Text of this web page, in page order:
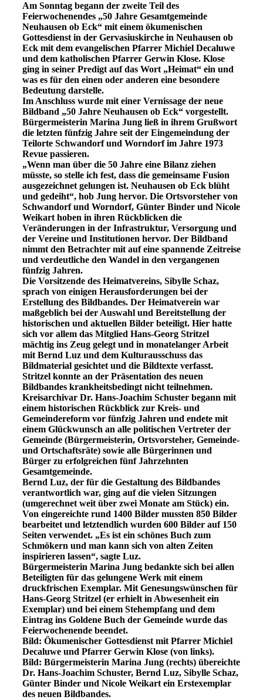
Am Sonntag begann der zweite Teil des
Feierwochenendes „50 Jahre Gesamtgemeinde
Neuhausen ob Eck“ mit einem ökumenischen
Gottesdienst in der Gervasiuskirche in Neuhausen ob
Eck mit dem evangelischen Pfarrer Michiel Decaluwe
und dem katholischen Pfarrer Gerwin Klose. Klose
ging in seiner Predigt auf das Wort „Heimat“ ein und
was es für den einen oder anderen eine besondere
Bedeutung darstelle.
Im Anschluss wurde mit einer Vernissage der neue
Bildband „50 Jahre Neuhausen ob Eck“ vorgestellt.
Bürgermeisterin Marina Jung ließ in ihrem Grußwort
die letzten fünfzig Jahre seit der Eingemeindung der
Teilorte Schwandorf und Worndorf im Jahre 1973
Revue passieren.
„Wenn man über die 50 Jahre eine Bilanz ziehen
müsste, so stelle ich fest, dass die gemeinsame Fusion
ausgezeichnet gelungen ist. Neuhausen ob Eck blüht
und gedeiht“, hob Jung hervor. Die Ortsvorsteher von
Schwandorf und Worndorf, Günter Binder und Nicole
Weikart hoben in ihren Rückblicken die
Veränderungen in der Infrastruktur, Versorgung und
der Vereine und Institutionen hervor. Der Bildband
nimmt den Betrachter mit auf eine spannende Zeitreise
und verdeutliche den Wandel in den vergangenen
fünfzig Jahren.
Die Vorsitzende des Heimatvereins, Sibylle Schaz,
sprach von einigen Herausforderungen bei der
Erstellung des Bildbandes. Der Heimatverein war
maßgeblich bei der Auswahl und Bereitstellung der
historischen und aktuellen Bilder beteiligt. Hier hatte
sich vor allem das Mitglied Hans-Georg Stritzel
mächtig ins Zeug gelegt und in monatelanger Arbeit
mit Bernd Luz und dem Kulturausschuss das
Bildmaterial gesichtet und die Bildtexte verfasst.
Stritzel konnte an der Präsentation des neuen
Bildbandes krankheitsbedingt nicht teilnehmen.
Kreisarchivar Dr. Hans-Joachim Schuster begann mit
einem historischen Rückblick zur Kreis- und
Gemeindereform vor fünfzig Jahren und endete mit
einem Glückwunsch an alle politischen Vertreter der
Gemeinde (Bürgermeisterin, Ortsvorsteher, Gemeinde-
und Ortschaftsräte) sowie alle Bürgerinnen und
Bürger zu erfolgreichen fünf Jahrzehnten
Gesamtgemeinde.
Bernd Luz, der für die Gestaltung des Bildbandes
verantwortlich war, ging auf die vielen Sitzungen
(umgerechnet weit über zwei Monate am Stück) ein.
Von eingereichte rund 1400 Bilder mussten 850 Bilder
bearbeitet und letztendlich wurden 600 Bilder auf 150
Seiten verwendet. „Es ist ein schönes Buch zum
Schmökern und man kann sich von alten Zeiten
inspirieren lassen“, sagte Luz.
Bürgermeisterin Marina Jung bedankte sich bei allen
Beteiligten für das gelungene Werk mit einem
druckfrischen Exemplar. Mit Genesungswünschen für
Hans-Georg Stritzel (er erhielt in Abwesenheit ein
Exemplar) und bei einem Stehempfang und dem
Eintrag ins Goldene Buch der Gemeinde wurde das
Feierwochenende beendet.
Bild: Ökumenischer Gottesdienst mit Pfarrer Michiel
Decaluwe und Pfarrer Gerwin Klose (von links).
Bild: Bürgermeisterin Marina Jung (rechts) übereichte
Dr. Hans-Joachim Schuster, Bernd Luz, Sibylle Schaz,
Günter Binder und Nicole Weikart ein Erstexemplar
des neuen Bildbandes.